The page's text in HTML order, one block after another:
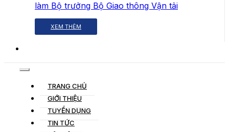
làm Bộ trưởng Bộ Giao thông Vận tải
XEM THÊM
TRANG CHỦ
GIỚI THIỆU
TUYỂN DỤNG
TIN TỨC